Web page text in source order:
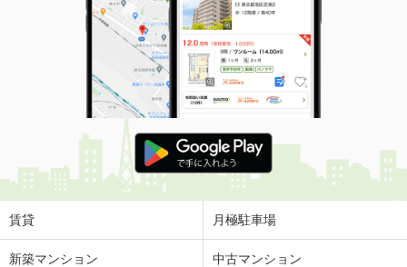
賃貸 月極駐車場
新築マンション 中古マンション